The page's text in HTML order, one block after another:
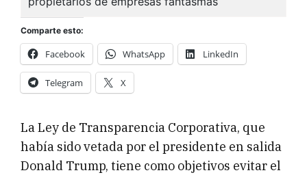
Comparte esto:
Facebook WhatsApp LinkedIn
Telegram X
La Ley de Transparencia Corporativa, que
había sido vetada por el presidente en salida
Donald Trump, tiene como objetivos evitar el